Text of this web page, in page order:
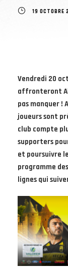
19 OCTOBRE
Vendredi 20
affronteront
pas manquer !
joueurs sont
club compte
supporters
et poursuivre
programme
lignes qui